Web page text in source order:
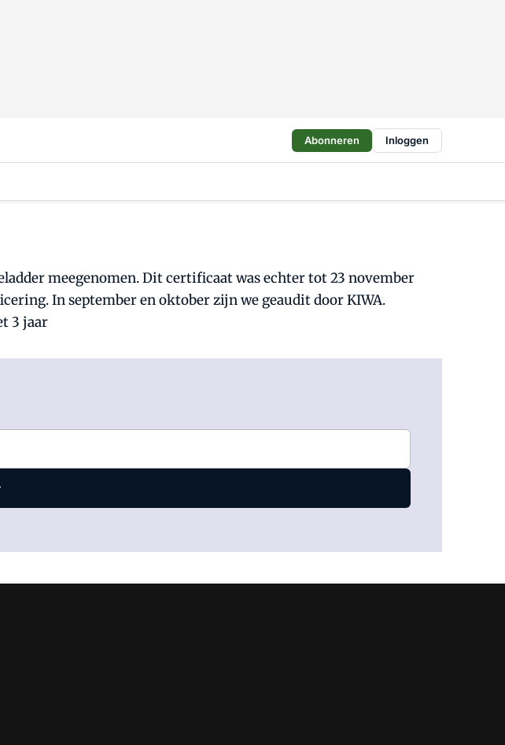
Abonneren Inloggen
meegenomen. Dit certificaat was echter tot 23 november
In september en oktober zijn we geaudit door KIWA.
3 jaar